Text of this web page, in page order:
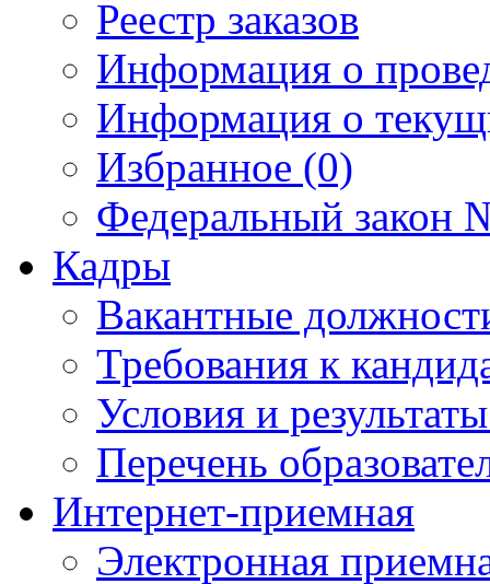
Реестр заказов
Информация о
Информация о
Избранное (0)
Федеральный закон
Кадры
Вакантные
Требования к
Условия и
Перечень
Интернет-приемная
Электронная